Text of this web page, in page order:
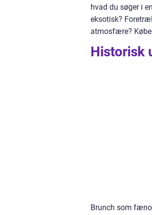
hvad du søger i
eksotisk?
atmosfære?
Historisk
Brunch som